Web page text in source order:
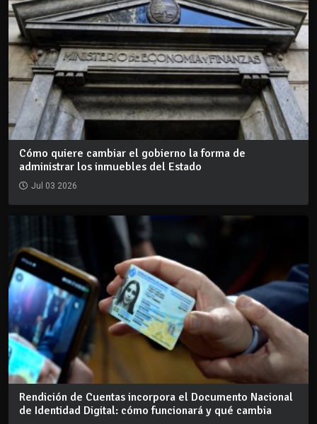
Cómo quiere cambiar el gobierno la forma de
administrar los inmuebles del Estado
Jul 03 2026
Rendición de Cuentas incorpora el Documento Nacional
de Identidad Digital: cómo funcionará y qué cambia